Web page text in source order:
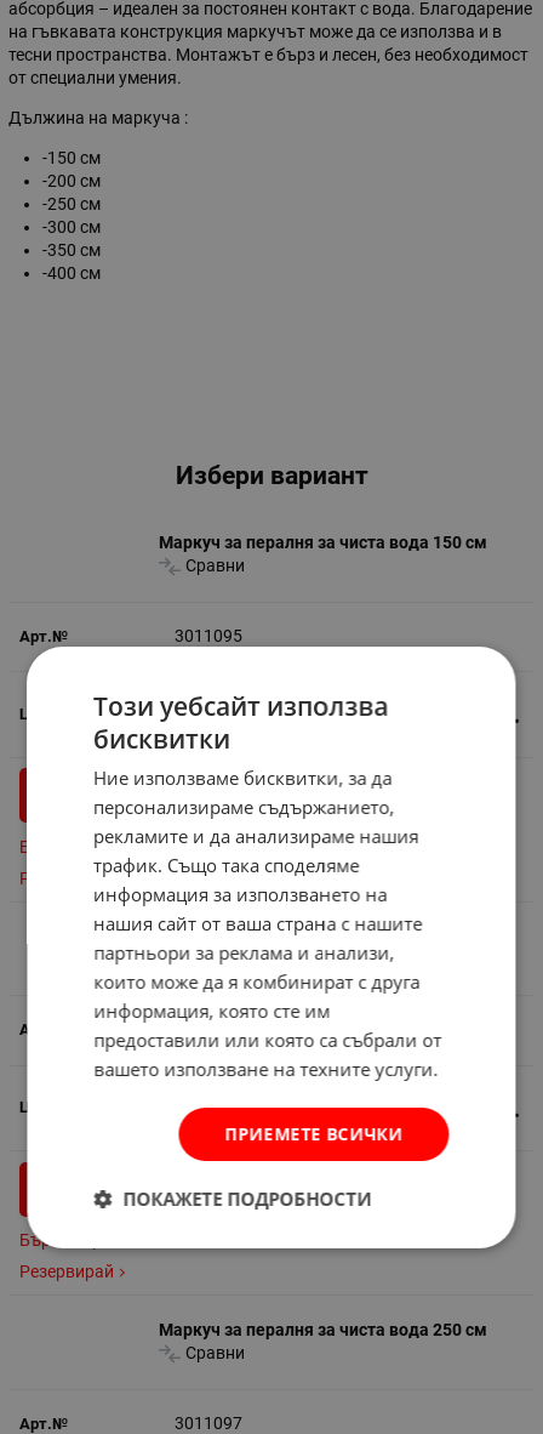
абсорбция – идеален за постоянен контакт с вода. Благодарение
на гъвкавата конструкция маркучът може да се използва и в
тесни пространства. Монтажът е бърз и лесен, без необходимост
от специални умения.
Дължина на маркуча :
-150 см
-200 см
-250 см
-300 см
-350 см
-400 см
Избери вариант
3011095
Маркуч за пералня за чиста вода 150 см
Сравни
2.65€ лв.
Бърза поръчка
Резервирай
Маркуч за пералня за чиста вода 200 см
Сравни
3.20€ / 6.26 лв.
бр. КУПИ
Бърза поръчка
Резервирай
3011097
Маркуч за пералня за чиста вода 250 см
Сравни
Този уебсайт използва
бисквитки
Ние използваме бисквитки, за да
персонализираме съдържанието,
рекламите и да анализираме нашия
трафик. Също така споделяме
информация за използването на
нашия сайт от ваша страна с нашите
партньори за реклама и анализи,
които може да я комбинират с друга
информация, която сте им
предоставили или която са събрали от
вашето използване на техните услуги.
ПРИЕМЕТЕ ВСИЧКИ
ПОКАЖЕТЕ ПОДРОБНОСТИ